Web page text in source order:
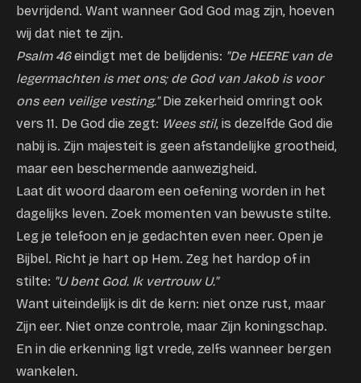
bevrijdend. Want wanneer God God mag zijn, hoeven
wij dat niet te zijn.
Psalm 46eindigt met de belijdenis: "De HEERE van de
legermachten is met ons; de God van Jakob is voor
ons een veilige vesting."Die zekerheid omringt ook
vers 11. De God die zegt: Wees stil, is dezelfde God die
nabij is. Zijn majesteit is geen afstandelijke grootheid,
maar een beschermende aanwezigheid.
Laat dit woord daarom een oefening worden in het
dagelijks leven. Zoek momenten van bewuste stilte.
Leg je telefoon en je gedachten even neer. Open je
Bijbel. Richt je hart op Hem. Zeg het hardop of in
stilte: "U bent God. Ik vertrouw U."
Want uiteindelijk is dit de kern: niet onze rust, maar
Zijn eer. Niet onze controle, maar Zijn koningschap.
En in die erkenning ligt vrede, zelfs wanneer bergen
wankelen.